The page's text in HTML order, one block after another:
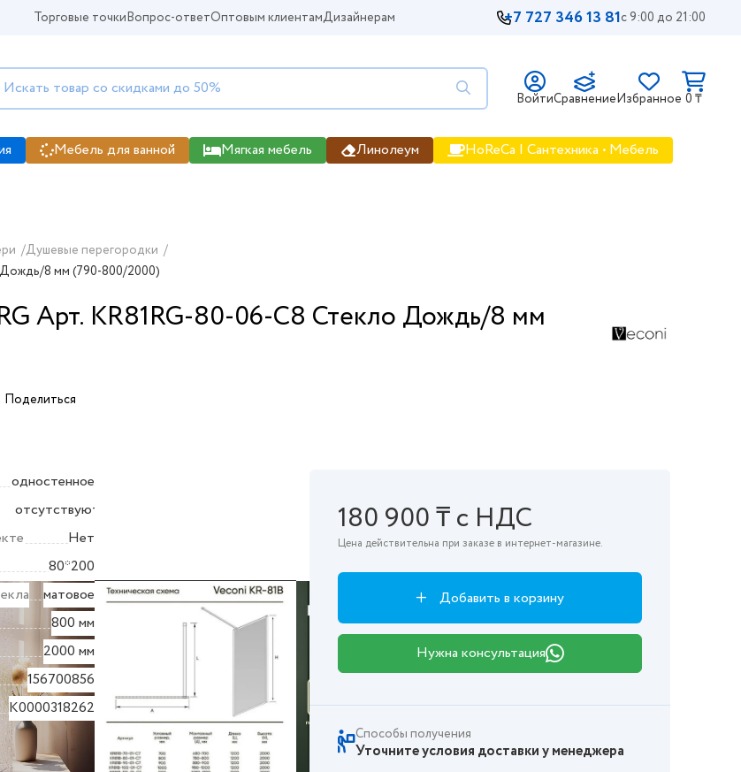
Торговые точкиВопрос-ответОптовым клиентамДизайнерам +7 727 346 13 81с 9:00 до 21:00
ВойтиСравнениеИзбранное 0 ₸
Мебель для ванной Мягкая мебель Линолеум HoReCa | Сантехника • Мебель
/Душевые перегородки /
Дождь/8 мм (790-800/2000)
Арт. KR81RG-80-06-C8 Стекло Дождь/8 мм
Поделиться
одностенное
отсутствуют
Нет
80*200
матовое
800 мм
2000 мм
156700856
K0000318262
180 900 ₸ с НДС
Цена действительна при заказе в интернет-магазине.
Добавить в корзину
Нужна консультация
Способы получения
Уточните условия доставки у менеджера